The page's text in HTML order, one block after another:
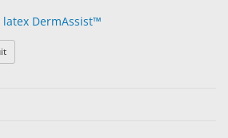
DermAssist™
: Gants chirurgicaux en latex DermAssist™